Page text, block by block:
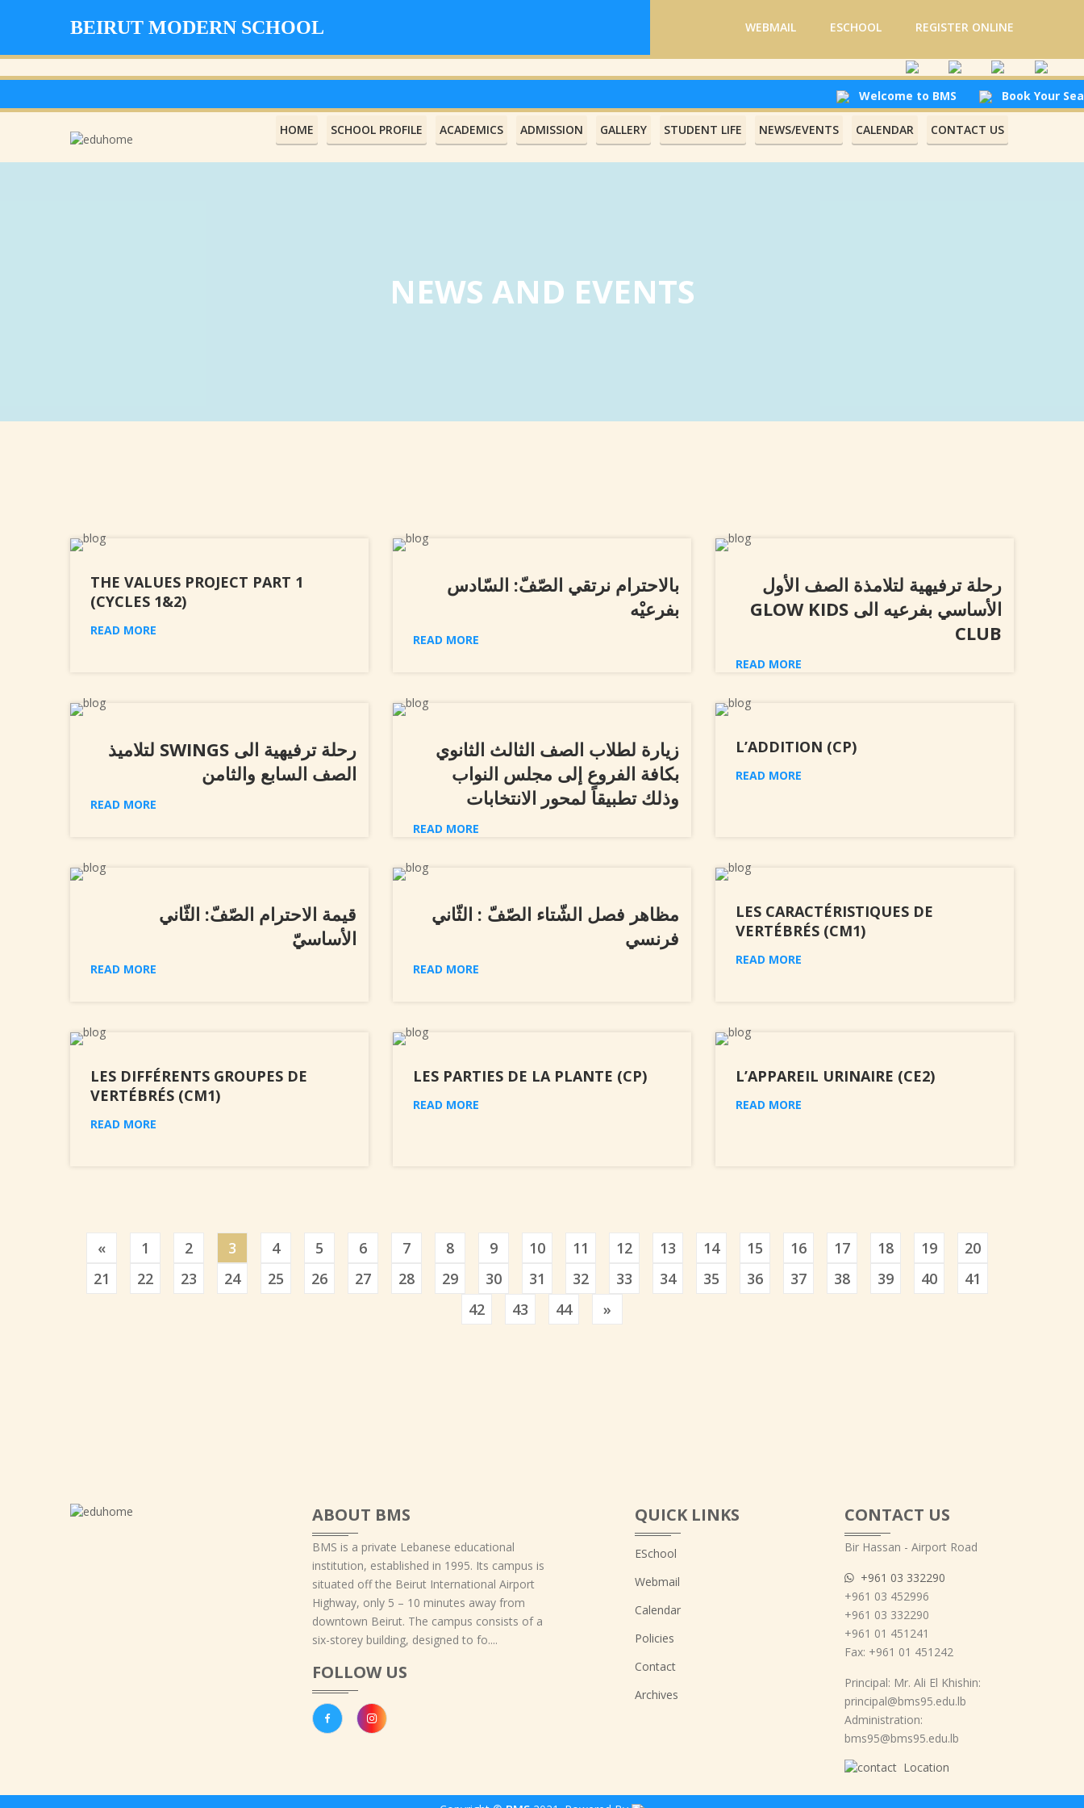
BEIRUT MODERN SCHOOL WEBMAIL ESCHOOL REGISTER ONLINE
Welcome to BMS Book Your Seat
HOME SCHOOL PROFILE ACADEMICS ADMISSION GALLERY STUDENT LIFE NEWS/EVENTS CALENDAR CONTACT US
NEWS AND EVENTS
THE VALUES PROJECT PART 1
(CYCLES 1&2)
READ MORE
بالاحترام نرتقي الصّفّ: السّادس
بفرعيْه
READ MORE
رحلة ترفيهية لتلامذة الصف الأول
الأساسي بفرعيه الى GLOW KIDS
CLUB
READ MORE
رحلة ترفيهية الى SWINGS لتلاميذ
الصف السابع والثامن
READ MORE
زيارة لطلاب الصف الثالث الثانوي
بكافة الفروع إلى مجلس النواب
وذلك تطبيقاً لمحور الانتخابات
READ MORE
L’ADDITION (CP)
READ MORE
قيمة الاحترام الصّفّ: الثّاني
الأساسيّ
READ MORE
مظاهر فصل الشّتاء الصّفّ : الثّاني
فرنسي
READ MORE
LES CARACTÉRISTIQUES DE
VERTÉBRÉS (CM1)
READ MORE
LES DIFFÉRENTS GROUPES DE
VERTÉBRÉS (CM1)
READ MORE
LES PARTIES DE LA PLANTE (CP)
READ MORE
L’APPAREIL URINAIRE (CE2)
READ MORE
«Previous
1 2 3 4 5 6 7 8 9 10 11 12 13 14 15 16 17 18 19
20
21
22 23 24 25 26 27 28 29 30 31 32 33 34 35 36 37 38 39 40
41
42
43 44 »
ABOUT BMS
BMS is a private Lebanese educational
institution, established in 1995. Its campus is
situated off the Beirut International Airport
Highway, only 5 – 10 minutes away from
downtown Beirut. The campus consists of a
six-storey building, designed to fo....
FOLLOW US
QUICK LINKS
ESchool
Webmail
Calendar
Policies
Contact
Archives
CONTACT US
Bir Hassan - Airport Road
+961 03 332290
+961 03 452996
+961 03 332290
+961 01 451241
Fax: +961 01 451242
Principal: Mr. Ali El Khishin:
principal@bms95.edu.lb
Administration:
bms95@bms95.edu.lb
Location